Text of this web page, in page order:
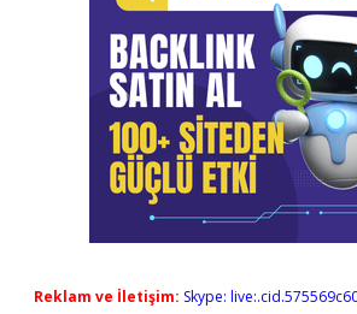
Reklam ve İletişim: Skype: